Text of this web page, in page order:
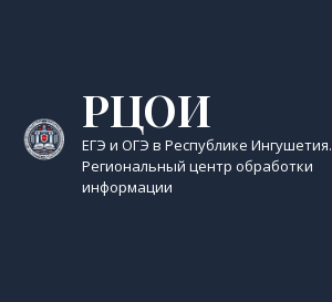
РЦОИ
ЕГЭ и ОГЭ в Республике Ингушетия.
Региональный центр обработки
информации